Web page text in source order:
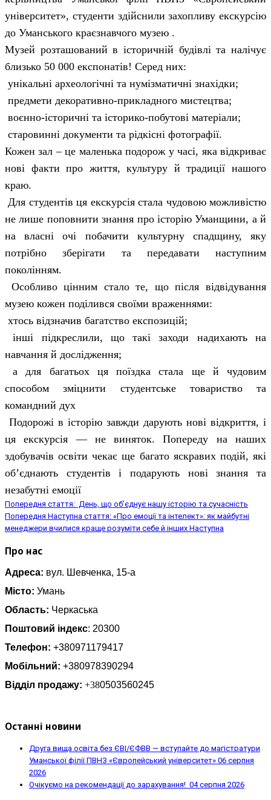
університет», студенти здійснили захопливу екскурсію
до Уманського краєзнавчого музею .
Музей розташований в історичній будівлі та налічує
близько 50 000 експонатів! Серед них:
унікальні археологічні та нумізматичні знахідки;
предмети декоративно-прикладного мистецтва;
воєнно-історичні та історико-побутові матеріали;
старовинні документи та рідкісні фотографії.
Кожен зал – це маленька подорож у часі, яка відкриває
нові факти про життя, культуру й традиції нашого
краю.
Для студентів ця екскурсія стала чудовою можливістю
не лише поповнити знання про історію Уманщини, а й
на власні очі побачити культурну спадщину, яку
потрібно зберігати та передавати наступним
поколінням.
Особливо цінним стало те, що після відвідування
музею кожен поділився своїми враженнями:
хтось відзначив багатство експозицій;
інші підкреслили, що такі заходи надихають на
навчання й дослідження;
а для багатьох ця поїздка стала ще й чудовим
способом зміцнити студентське товариство та
командний дух
Подорожі в історію завжди дарують нові відкриття, і
ця екскурсія — не виняток. Попереду на наших
здобувачів освіти чекає ще багато яскравих подій, які
об’єднають студентів і подарують нові знання та
незабутні емоції
Попередня стаття: День, що об’єднує нашу історію та сучасність
Попередня Наступна стаття: «Про емоції та інтелект»: як майбутні
менеджери вчилися краще розуміти себе й інших Наступна
Про нас
Адреса: вул. Шевченка, 15-а
Місто: Умань
Область: Черкаська
Поштовий індекс: 20300
Телефон: +380971179417
Мобільний: +380978390294
Відділ продажу: +380503560245
Останні новини
Друга вища освіта без ЄВІ/ЄФВВ — вступайте до магістратури
Уманської філії ПВНЗ «Європейський університет» 06 серпня
2026
Очікуємо на рекомендації до зарахування! 04 серпня 2026